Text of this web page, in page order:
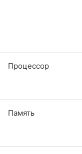
Процессор
Память